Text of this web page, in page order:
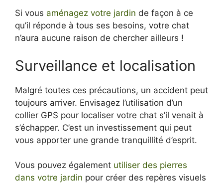
Si vous aménagez votre jardin de façon à ce
qu’il réponde à tous ses besoins, votre chat
n’aura aucune raison de chercher ailleurs !
Surveillance et localisation
Malgré toutes ces précautions, un accident peut
toujours arriver. Envisagez l’utilisation d’un
collier GPS pour localiser votre chat s’il venait à
s’échapper. C’est un investissement qui peut
vous apporter une grande tranquillité d’esprit.
Vous pouvez également utiliser des pierres
dans votre jardin pour créer des repères visuels